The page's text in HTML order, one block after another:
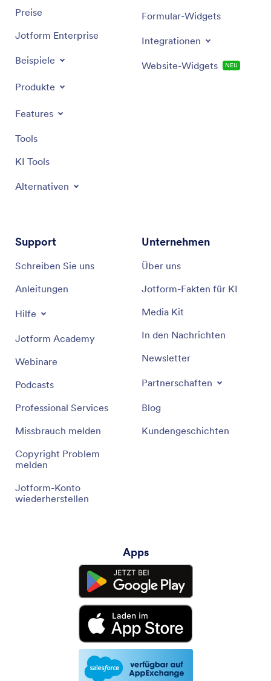
Preise
Jotform Enterprise
Beispiele
Produkte
Features
Tools
KI Tools
Alternativen
Formular-Widgets
Integrationen
Website-Widgets NEU
Support
Schreiben Sie uns
Anleitungen
Hilfe
Jotform Academy
Webinare
Podcasts
Professional Services
Missbrauch melden
Copyright Problem
melden
Jotform-Konto
wiederherstellen
Unternehmen
Über uns
Jotform-Fakten für KI
Media Kit
In den Nachrichten
Newsletter
Partnerschaften
Blog
Kundengeschichten
Apps